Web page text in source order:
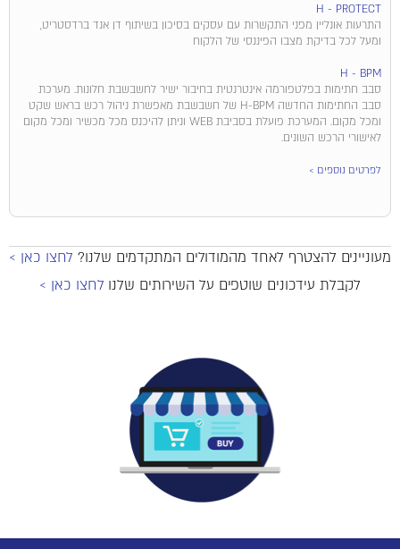
H - PROTECT
התרעות אונליין מפני התקשרות עם עסקים בסיכון בשיתוף דן אנד ברדסטריט,
ומעל לכל בדיקת מצבו הפיננסי של הלקוח​
H - BPM
סבב חתימות בפלטפורמה אינטרנטית בחיבור ישיר לחשבשבת חלונות. מערכת
סבב החתימות החדשה H-BPM של חשבשבת מאפשרת ניהול רכש בראש שקט
ומכל מקום. המערכת פועלת בסביבת WEB וניתן להיכנס מכל מכשיר ומכל מקום
לאישורי הרכש השונים.
לפרטים נוספים >
מעוניינים להצטרף לאחד מהמודולים המתקדמים שלנו? לחצו כאן >
לקבלת עידכונים שוטפים על השירותים שלנו לחצו כאן >